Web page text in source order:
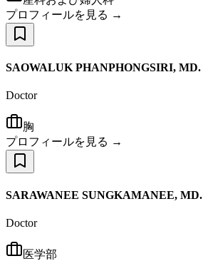
プロフィールを見る →
SAOWALUK PHANPHONGSIRI, MD.
Doctor
胸
プロフィールを見る →
SARAWANEE SUNGKAMANEE, MD.
Doctor
医学部